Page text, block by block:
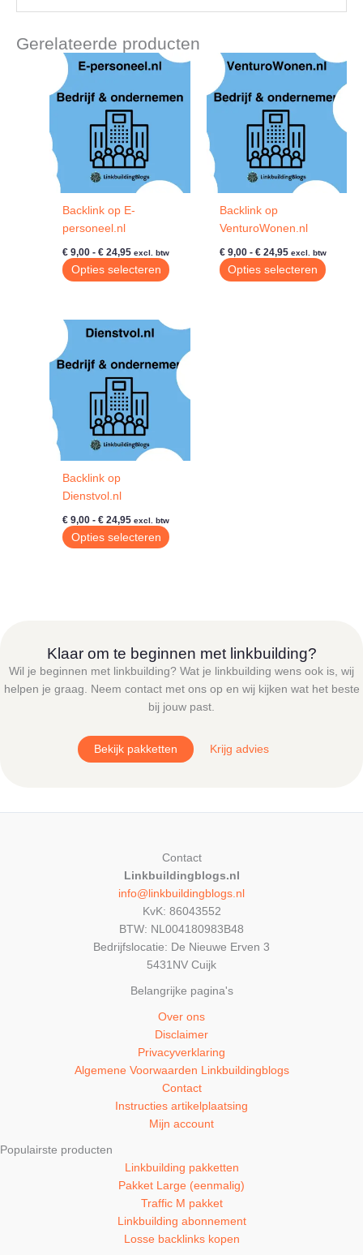
Gerelateerde producten
Backlink op E-
personeel.nl
€ 9,00 - € 24,95 Prijsklasse:
€ 9,00
tot
excl. btw
Opties selecteren
Dit
Deze
kan
op
Backlink op
VenturoWonen.nl
€9,00 - €24,95Prijsklasse:
€ 9,00
tot
excl. btw
Opties selecteren
Dit
Backlink op
Dienstvol.nl
€ 9,00 - € 24,95 Prijsklasse:
€ 9,00
tot
excl. btw
Opties selecteren
Dit
kan
gekozen
worden
op
productpagina
Klaar om te beginnen met linkbuilding?
Wil je beginnen met linkbuilding? Wat je linkbuilding wens ook is, wij
helpen je graag. Neem contact met ons op en wij kijken wat het beste
bij jouw past.
Bekijk pakketten Krijg advies
Contact
Linkbuildingblogs.nl
info@linkbuildingblogs.nl
KvK: 86043552
BTW: NL004180983B48
Bedrijfslocatie: De Nieuwe Erven 3
5431NV Cuijk
Belangrijke pagina's
Over ons
Disclaimer
Privacyverklaring
Algemene Voorwaarden Linkbuildingblogs
Contact
Instructies artikelplaatsing
Mijn account
Populairste producten
Linkbuilding pakketten
Pakket Large (eenmalig)
Traffic M pakket
Linkbuilding abonnement
Losse backlinks kopen